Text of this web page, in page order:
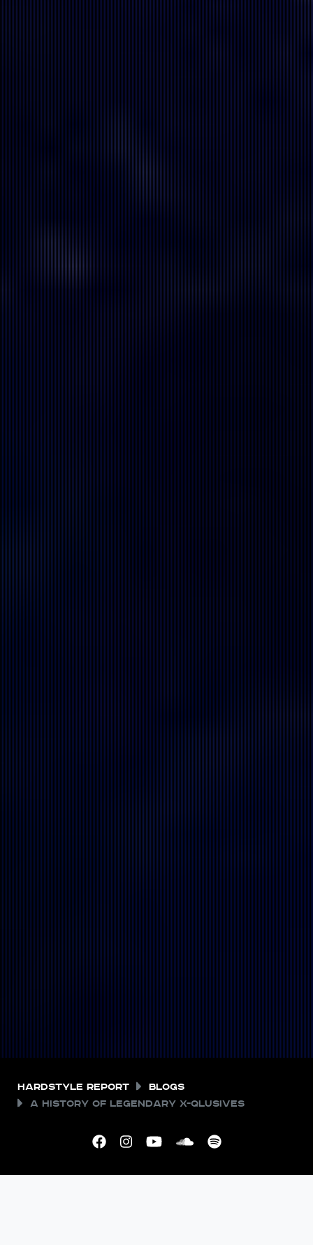
Hardstyle Report
Blogs
A history of legendary X-Qlusives